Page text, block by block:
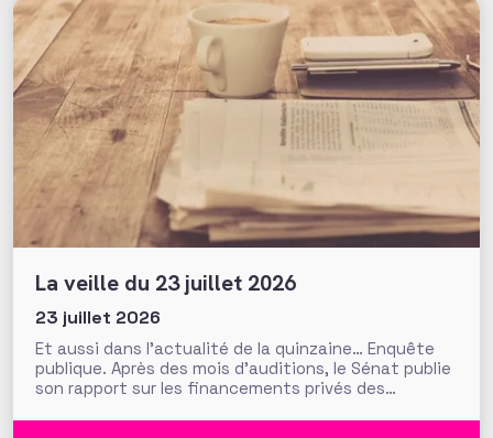
La veille du 23 juillet 2026
23 juillet 2026
Et aussi dans l’actualité de la quinzaine… Enquête
publique. Après des mois d’auditions, le Sénat publie
son rapport sur les financements privés des
influence croissante dans les domaines de l’intérêt